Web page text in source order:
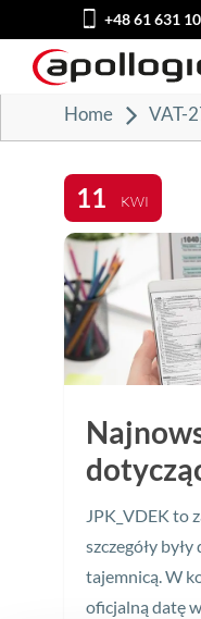
+48 61 631
Home VAT-
11 KWI
JPK_VDEK to
szczegóły
tajemnicą. W
oficjalną datę